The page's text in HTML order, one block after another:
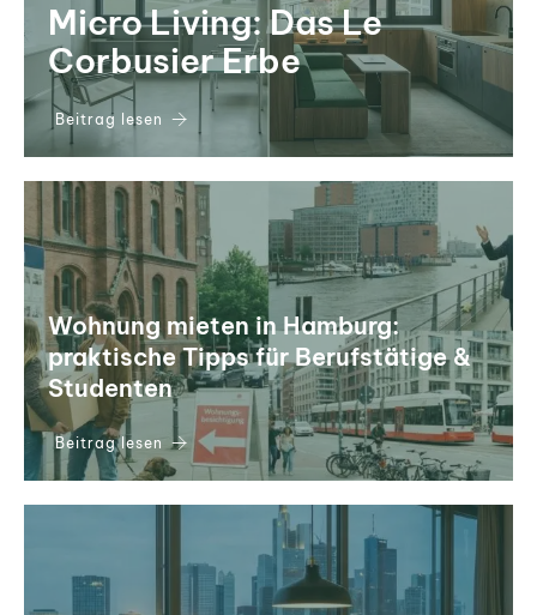
Micro Living: Das Le
Corbusier Erbe
Beitrag lesen
Wohnung mieten in Hamburg:
praktische Tipps für Berufstätige &
Studenten
Beitrag lesen